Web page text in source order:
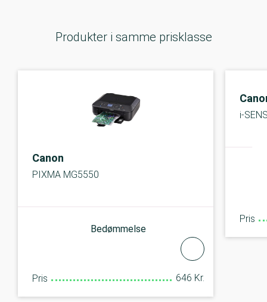
Produkter i samme prisklasse
Canon
PIXMA MG5550
Bedømmelse
Pris 646 Kr.
i-
Pris